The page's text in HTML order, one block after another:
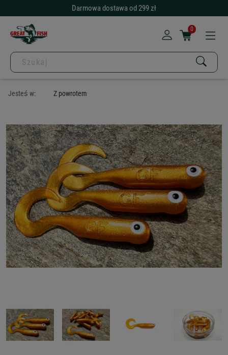
Darmowa dostawa od 299 zł
0
Jesteś w: Z powrotem